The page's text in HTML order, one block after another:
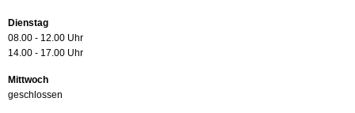
Dienstag
08.00 - 12.00 Uhr
14.00 - 17.00 Uhr
Mittwoch
geschlossen